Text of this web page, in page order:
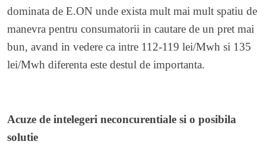
dominata de E.ON unde exista mult mai mult spatiu de
manevra pentru consumatorii in cautare de un pret mai
bun, avand in vedere ca intre 112-119 lei/Mwh si 135
lei/Mwh diferenta este destul de importanta.
Acuze de intelegeri neconcurentiale si o posibila
solutie